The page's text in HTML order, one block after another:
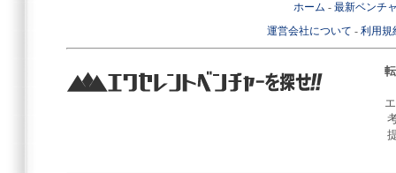
ホーム - 最新ベンチ
運営会社について - 利用規